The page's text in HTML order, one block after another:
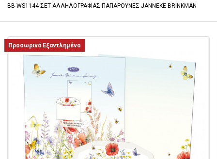
BB-WS1144 ΣΕΤ ΑΛΛΗΛΟΓΡΑΦΙΑΣ ΠΑΠΑΡΟΥΝΕΣ JANNEKE BRINKMAN
Προσωρινά Εξαντλημένο